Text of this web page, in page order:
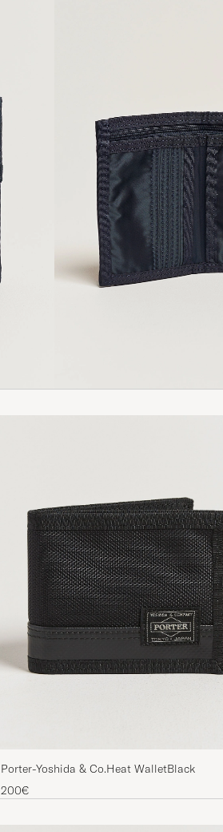
Porter-Yoshida & Co.Heat WalletBlack
200€